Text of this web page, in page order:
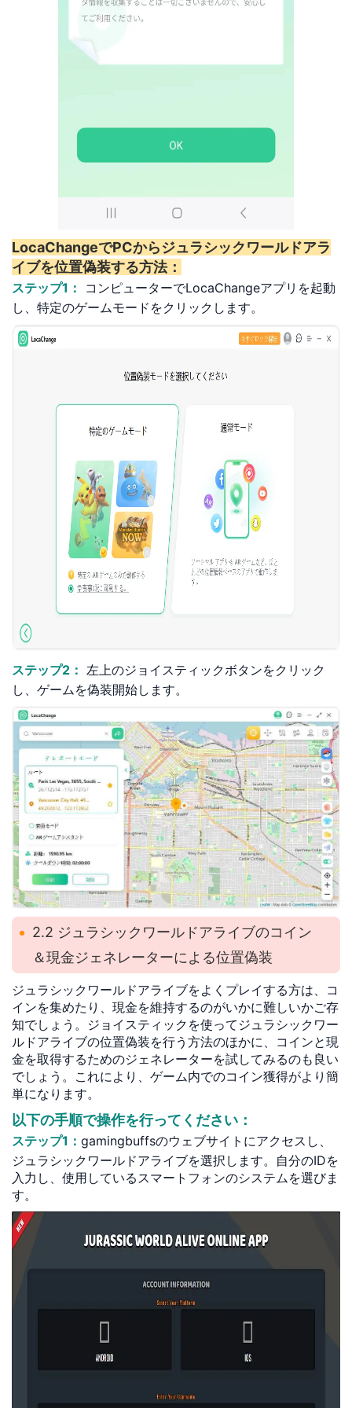
LocaChangeでPCからジュラシックワールドアラ
イブを位置偽装する方法：
ステップ1：
コンピューターでLocaChangeアプリを起動
し、特定のゲームモードをクリックします。
ステップ2： 左上のジョイスティックボタンをクリック
し、ゲームを偽装開始します。
2.2 ジュラシックワールドアライブのコイン
＆現金ジェネレーターによる位置偽装
ジュラシックワールドアライブをよくプレイする方は、コ
インを集めたり、現金を維持するのがいかに難しいかご存
知でしょう。ジョイスティックを使ってジュラシックワー
ルドアライブの位置偽装を行う方法のほかに、コインと現
金を取得するためのジェネレーターを試してみるのも良い
でしょう。これにより、ゲーム内でのコイン獲得がより簡
単になります。
以下の手順で操作を行ってください：
ステップ1： gamingbuffsのウェブサイトにアクセスし、
ジュラシックワールドアライブを選択します。自分のIDを
入力し、使用しているスマートフォンのシステムを選びま
す。